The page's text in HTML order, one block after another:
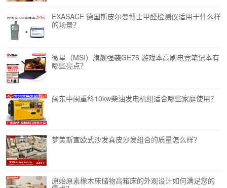
EXASACE 德国斯皮尔曼博士甲醛检测仪适用于什么样
的场景？
微星（MSI）旗舰强袭GE76 游戏本高刷电竞笔记本有
哪些亮点？
闽东中闽重科10kw柴油发电机组适合哪些家庭使用？
梦美斯宣欧式沙发真皮沙发组合的质量怎么样？
原始原素橡木床储物高箱床的外观设计如何满足您的